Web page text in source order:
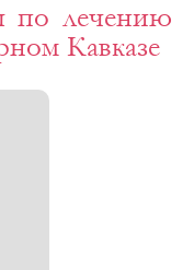
по лечению
Кавказе